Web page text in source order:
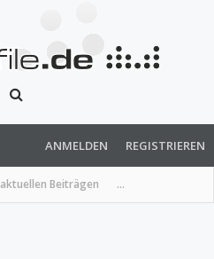
Beiträgen ...
ANMELDEN REGISTRIEREN